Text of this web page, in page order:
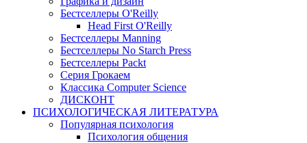
Бестселлеры O'Reilly
Head First O'Reilly
Бестселлеры Manning
Бестселлеры No Starch Press
Бестселлеры Packt
Серия Грокаем
Классика Computer Science
ДИСКОНТ
ПСИХОЛОГИЧЕСКАЯ ЛИТЕРАТУРА
Популярная психология
Психология общения